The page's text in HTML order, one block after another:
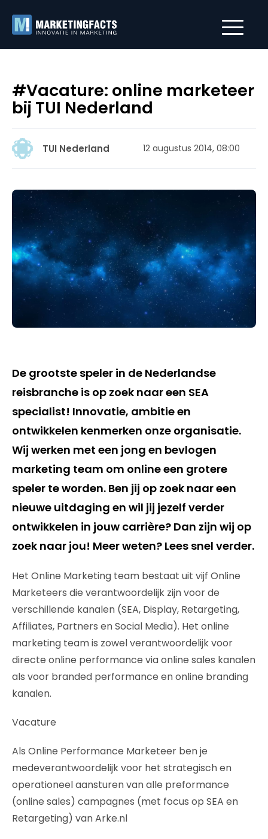
#Vacature: online marketeer
bij TUI Nederland
TUI Nederland 12 augustus 2014, 08:00
De grootste speler in de Nederlandse
reisbranche is op zoek naar een SEA
specialist! Innovatie, ambitie en
ontwikkelen kenmerken onze organisatie.
Wij werken met een jong en bevlogen
marketing team om online een grotere
speler te worden. Ben jij op zoek naar een
nieuwe uitdaging en wil jij jezelf verder
ontwikkelen in jouw carrière? Dan zijn wij op
zoek naar jou! Meer weten? Lees snel verder.
Het Online Marketing team bestaat uit vijf Online
Marketeers die verantwoordelijk zijn voor de
verschillende kanalen (SEA, Display, Retargeting,
Affiliates, Partners en Social Media). Het online
marketing team is zowel verantwoordelijk voor
directe online performance via online sales kanalen
als voor branded performance en online branding
kanalen.
Vacature
Als Online Performance Marketeer ben je
medeverantwoordelijk voor het strategisch en
operationeel aansturen van alle preformance
(online sales) campagnes (met focus op SEA en
Retargeting) van Arke.nl